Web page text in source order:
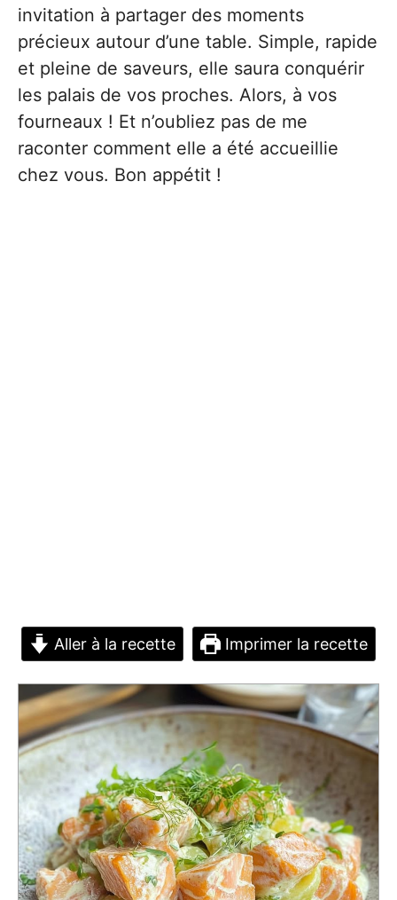
invitation à partager des moments
précieux autour d’une table. Simple, rapide
et pleine de saveurs, elle saura conquérir
les palais de vos proches. Alors, à vos
fourneaux ! Et n’oubliez pas de me
raconter comment elle a été accueillie
chez vous. Bon appétit !
Aller à la recette Imprimer la recette